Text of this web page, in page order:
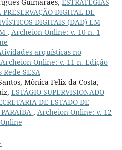
Guimarães, ESTRATÉGIAS
DIGITAL DE
DIGITAIS (DAD) EM
, Archeion Online: v. 10 n. 1
arquísticas no
Archeion Online: v. 11 n. Edição
Rede SESA
Mônica Felix da Costa,
ESTÁGIO SUPERVISIONADO
DE ESTADO DE
, Archeion Online: v. 12